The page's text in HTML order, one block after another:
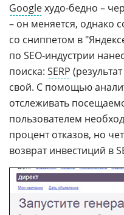
Googleхудо-бедно –
– он меняется, однако
со сниппетом в
по SEO-индустрии
поиска: SERP
свой. С помощью
отслеживать
пользователем
процент отказов, но
возврат инвестиций в